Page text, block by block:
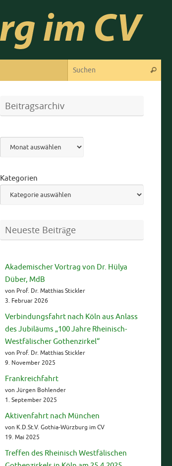
Suchen
Beitragsarchiv
Archiv
Kategorien
Neueste Beiträge
Akademischer Vortrag von Dr. Hülya
Düber, MdB
von Prof. Dr. Matthias Stickler
3. Februar 2026
Verbindungsfahrt nach Köln aus Anlass
des Jubiläums „100 Jahre Rheinisch-
Westfälischer Gothenzirkel“
von Prof. Dr. Matthias Stickler
9. November 2025
Frankreichfahrt
von Jürgen Bohlender
1. September 2025
Aktivenfahrt nach München
von K.D.St.V. Gothia-Würzburg im CV
19. Mai 2025
Treffen des Rheinisch Westfälischen